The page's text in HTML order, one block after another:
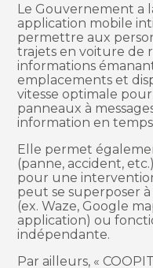
Le Gouvernement a
application mobile
permettre aux
trajets en voiture de
informations
emplacements et
vitesse optimale
panneaux à
information en
Elle permet
(panne, accident,
pour une
peut se superposer
(ex. Waze, Google
application) ou
indépendante.
Par ailleurs, «